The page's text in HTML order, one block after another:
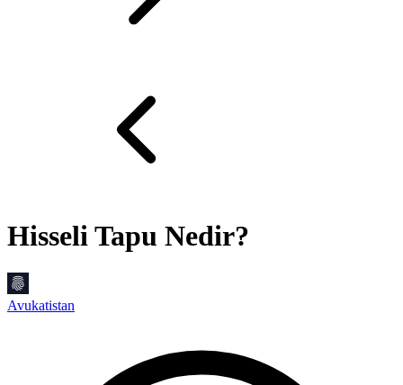
Hisseli Tapu Nedir?
Avukatistan